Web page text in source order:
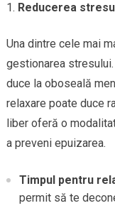
Reducerea
Una dintre cele mai
gestionarea
duce la oboseală
relaxare poate duce
liber oferă o
a preveni epuizarea.
Timpul pentru
permit să te